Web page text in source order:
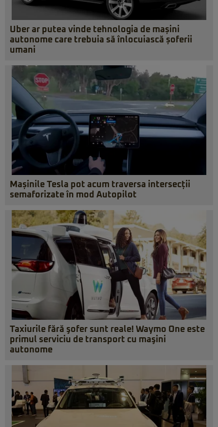
Uber ar putea vinde tehnologia de mașini
autonome care trebuia să înlocuiască șoferii
umani
Mașinile Tesla pot acum traversa intersecții
semaforizate în mod Autopilot
Taxiurile fără şofer sunt reale! Waymo One este
primul serviciu de transport cu maşini
autonome